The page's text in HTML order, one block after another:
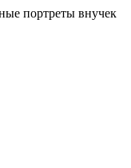
портреты внучек